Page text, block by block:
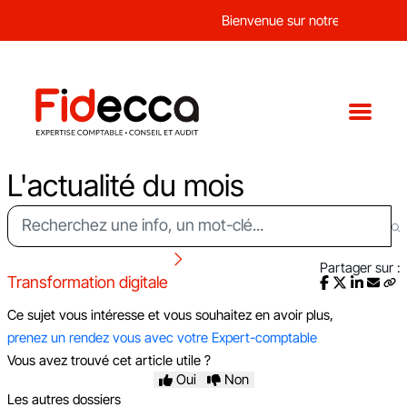
Bienvenue sur notre nouveau
L'actualité du mois
Transformation digitale
Partager sur :
Ce sujet vous intéresse et vous souhaitez en avoir plus,
prenez un rendez vous avec votre Expert-comptable
Vous avez trouvé cet article utile ?
Oui
Non
Les autres dossiers